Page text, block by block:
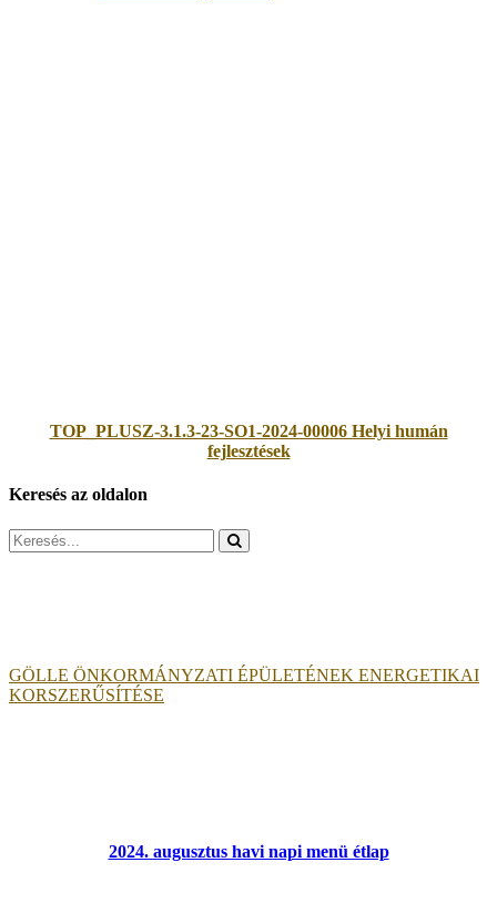
TOP_PLUSZ-3.1.3-23-SO1-2024-00006 Helyi humán
fejlesztések
Keresés az oldalon
Search
for:
GÖLLE ÖNKORMÁNYZATI ÉPÜLETÉNEK ENERGETIKAI
KORSZERŰSÍTÉSE
2024. augusztus havi napi menü étlap